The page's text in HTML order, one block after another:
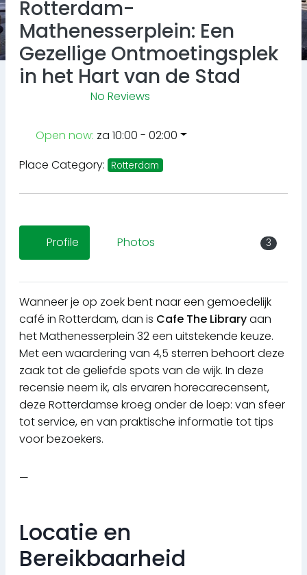
Rotterdam-
Mathenesserplein: Een
Gezellige Ontmoetingsplek
in het Hart van de Stad
No Reviews
Open now: za 10:00 - 02:00
Place Category: Rotterdam
Profile Photos 3
Wanneer je op zoek bent naar een gemoedelijk
café in Rotterdam, dan is Cafe The Libraryaan
het Mathenesserplein 32 een uitstekende keuze.
Met een waardering van 4,5 sterren behoort deze
zaak tot de geliefde spots van de wijk. In deze
recensie neem ik, als ervaren horecarecensent,
deze Rotterdamse kroeg onder de loep: van sfeer
tot service, en van praktische informatie tot tips
voor bezoekers.
—
Locatie en
Bereikbaarheid